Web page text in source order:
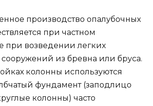
производство опалубочных
при частном
при возведении легких
из бревна или бруса.
колонны используются
фундамент (заподлицо
колонны) часто